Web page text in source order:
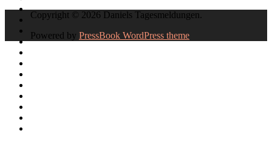
Copyright © 2026 Daniels Tagesmeldungen.
Powered by PressBook WordPress theme